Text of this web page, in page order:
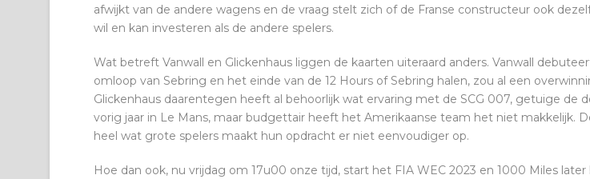
afwijkt van de andere wagens en de vraag stelt zich of de Franse constructeur ook
wil en kan investeren als de andere spelers.
Wat betreft Vanwall en Glickenhaus liggen de kaarten uiteraard anders. Vanwall
omloop van Sebring en het einde van de 12 Hours of Sebring halen, zou al een
Glickenhaus daarentegen heeft al behoorlijk wat ervaring met de SCG 007, getuige de
vorig jaar in Le Mans, maar budgettair heeft het Amerikaanse team het niet makkelijk.
heel wat grote spelers maakt hun opdracht er niet eenvoudiger op.
Hoe dan ook, nu vrijdag om 17u00 onze tijd, start het FIA WEC 2023 en 1000 Miles